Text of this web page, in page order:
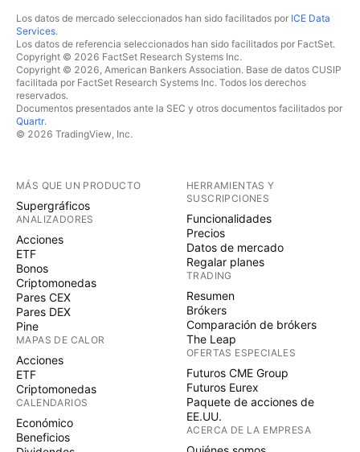
Los datos de mercado seleccionados han sido facilitados por ICE Data
Services.
Los datos de referencia seleccionados han sido facilitados por FactSet.
Copyright © 2026 FactSet Research Systems Inc.
Copyright © 2026, American Bankers Association. Base de datos CUSIP
facilitada por FactSet Research Systems Inc. Todos los derechos
reservados.
Documentos presentados ante la SEC y otros documentos facilitados por
Quartr.
© 2026 TradingView, Inc.
MÁS QUE UN PRODUCTO
Supergráficos
ANALIZADORES
Acciones
ETF
Bonos
Criptomonedas
Pares CEX
Pares DEX
Pine
MAPAS DE CALOR
Acciones
ETF
Criptomonedas
CALENDARIOS
Económico
Beneficios
HERRAMIENTAS Y
SUSCRIPCIONES
Funcionalidades
Precios
Datos de mercado
Regalar planes
TRADING
Resumen
Brókers
Comparación de brókers
The Leap
OFERTAS ESPECIALES
Futuros CME Group
Futuros Eurex
Paquete de acciones de
EE.UU.
ACERCA DE LA EMPRESA